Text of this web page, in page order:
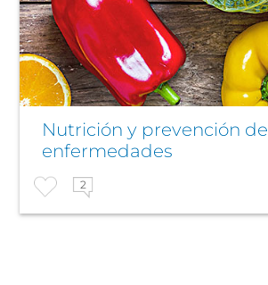
Nutrición y prevención de
enfermedades
2